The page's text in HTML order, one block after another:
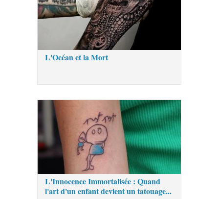
L'Océan et la Mort
L'Innocence Immortalisée : Quand
l'art d'un enfant devient un tatouage...